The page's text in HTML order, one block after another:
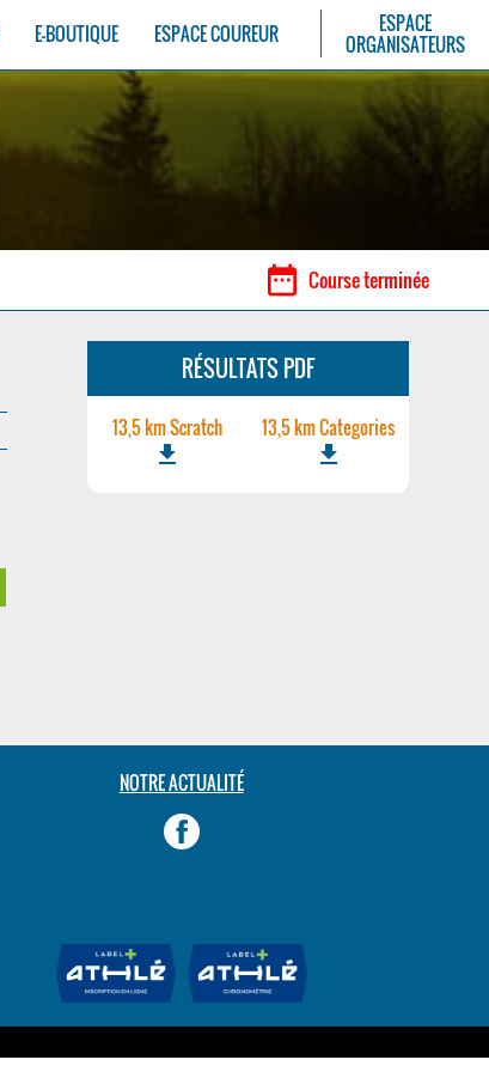
E-BOUTIQUE ESPACE COUREUR
ESPACE
ORGANISATEURS
date_range Course terminée
RÉSULTATS PDF
13,5 km Scratch
file_download
13,5 km Categories
file_download
NOTRE ACTUALITÉ